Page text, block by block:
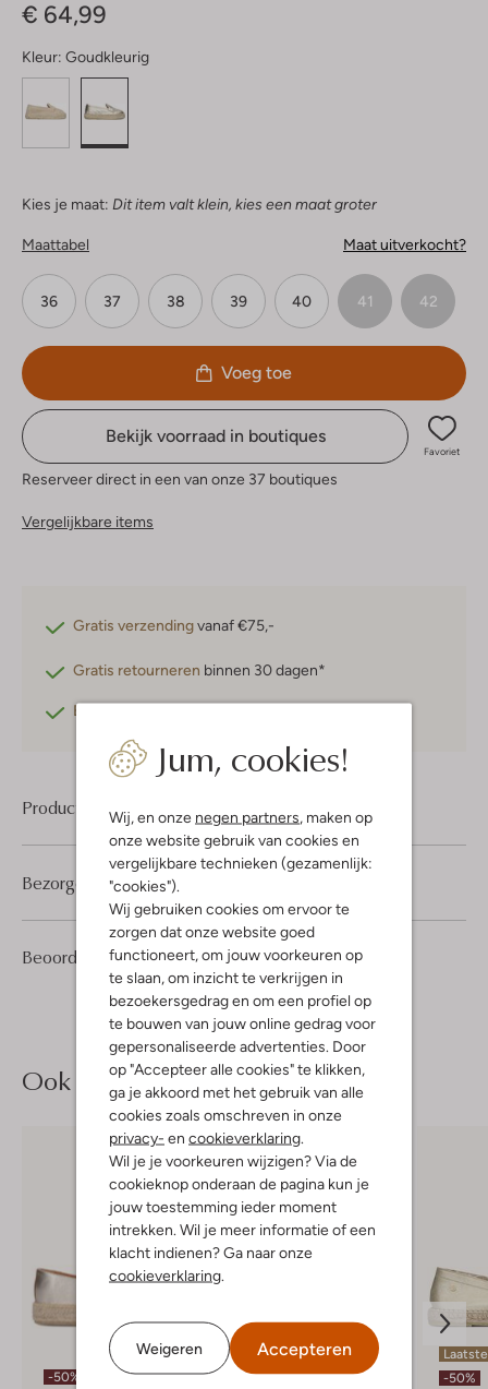
Jum, cookies!
Wij, en onze negen partners, maken op
onze website gebruik van cookies en
vergelijkbare technieken (gezamenlijk:
"cookies").
Wij gebruiken cookies om ervoor te
zorgen dat onze website goed
functioneert, om jouw voorkeuren op
te slaan, om inzicht te verkrijgen in
bezoekersgedrag en om een profiel op
te bouwen van jouw online gedrag voor
gepersonaliseerde advertenties. Door
op "Accepteer alle cookies" te klikken,
ga je akkoord met het gebruik van alle
cookies zoals omschreven in onze
privacy- en cookieverklaring.
Wil je je voorkeuren wijzigen? Via de
cookieknop onderaan de pagina kun je
jouw toestemming ieder moment
intrekken. Wil je meer informatie of een
klacht indienen? Ga naar onze
cookieverklaring.
Weigeren Accepteren
€ 64,99
Kleur: Goudkleurig
Kies je maat: Dit item valt klein, kies een maat groter
Maattabel Maat uitverkocht?
36 37 38 39 40 41 42
Voeg toe
Bekijk voorraad in boutiques
Favoriet
Reserveer direct in een van onze 37 boutiques
Vergelijkbare items
Gratis verzendingvanaf €75,-
Gratis retourneren binnen 30 dagen*
Betaal achteraf
Product informatie
Beoordelingen (2) 4/5
2
4
Sterren
Bezorgen & retourneren
Ook iets voor jou?
-50% -30%
-50%